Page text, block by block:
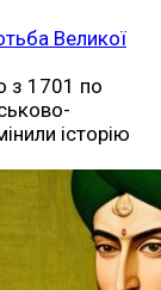
Великої
з 1701 по
історію